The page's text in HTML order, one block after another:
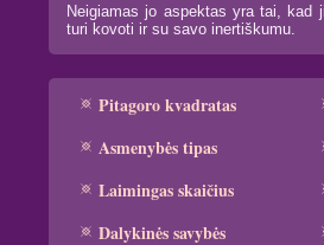
Neigiamas jo aspektas yra tai, kad
turi kovoti ir su savo inertiškumu.
Pitagoro kvadratas
Asmenybės tipas
Laimingas skaičius
Dalykinės savybės